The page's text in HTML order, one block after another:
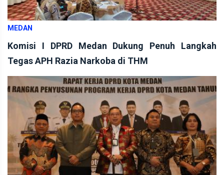
MEDAN
Komisi I DPRD Medan Dukung Penuh Langkah
Tegas APH Razia Narkoba di THM